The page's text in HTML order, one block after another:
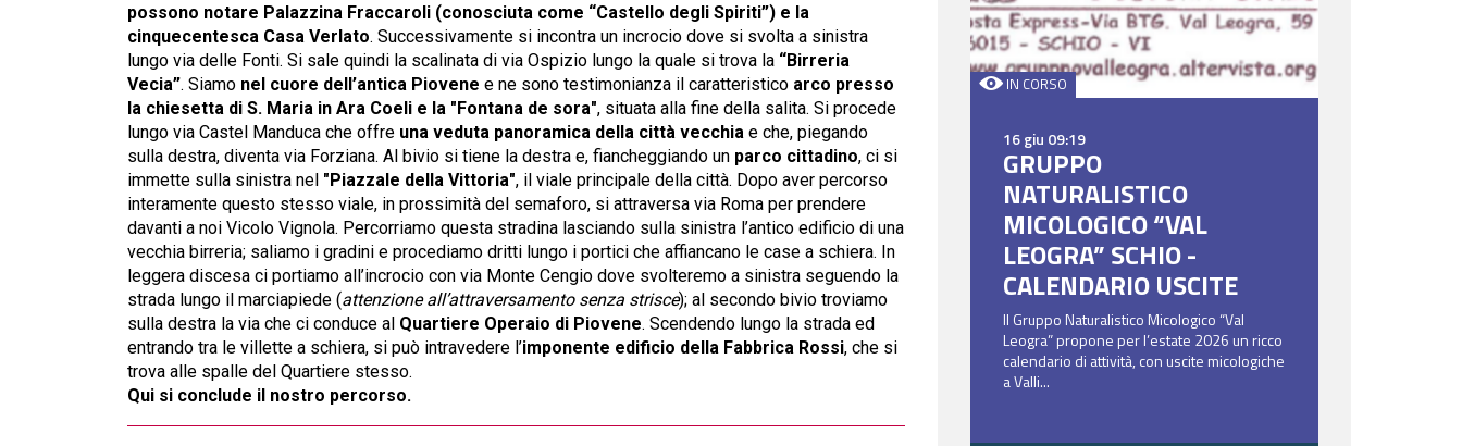
possono notare Palazzina Fraccaroli (conosciuta come “Castello degli Spiriti”) e la
cinquecentesca Casa Verlato. Successivamente si incontra un incrocio dove si svolta a sinistra
lungo via delle Fonti. Si sale quindi la scalinata di via Ospizio lungo la quale si trova la “Birreria
Vecia”. Siamo nel cuore dell’antica Piovene e ne sono testimonianza il caratteristico arco presso
la chiesetta di S. Maria in Ara Coeli e la "Fontana de sora", situata alla fine della salita. Si procede
lungo via Castel Manduca che offre una veduta panoramica della città vecchia e che, piegando
sulla destra, diventa via Forziana. Al bivio si tiene la destra e, fiancheggiando un parco cittadino, ci si
immette sulla sinistra nel "Piazzale della Vittoria", il viale principale della città. Dopo aver percorso
interamente questo stesso viale, in prossimità del semaforo, si attraversa via Roma per prendere
davanti a noi Vicolo Vignola. Percorriamo questa stradina lasciando sulla sinistra l’antico edificio di una
vecchia birreria; saliamo i gradini e procediamo dritti lungo i portici che affiancano le case a schiera. In
leggera discesa ci portiamo all’incrocio con via Monte Cengio dove svolteremo a sinistra seguendo la
strada lungo il marciapiede (attenzione all’attraversamento senza strisce); al secondo bivio troviamo
sulla destra la via che ci conduce al Quartiere Operaio di Piovene. Scendendo lungo la strada ed
entrando tra le villette a schiera, si può intravedere l’imponente edificio della Fabbrica Rossi, che si
trova alle spalle del Quartiere stesso.
Qui si conclude il nostro percorso.
IN CORSO
16 giu 09:19
GRUPPO
NATURALISTICO
MICOLOGICO “VAL
LEOGRA” SCHIO -
CALENDARIO USCITE
Il Gruppo Naturalistico Micologico “Val
Leogra” propone per l’estate 2026 un ricco
calendario di attività, con uscite micologiche
a Valli...